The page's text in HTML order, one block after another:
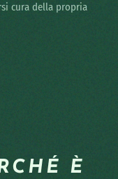
cura della propria
È